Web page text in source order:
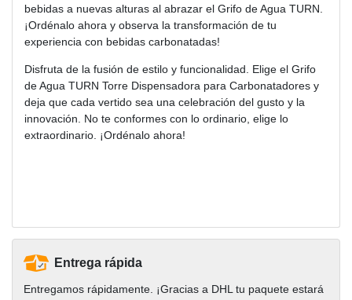
bebidas a nuevas alturas al abrazar el Grifo de Agua TURN.
¡Ordénalo ahora y observa la transformación de tu
experiencia con bebidas carbonatadas!
Disfruta de la fusión de estilo y funcionalidad. Elige el Grifo
de Agua TURN Torre Dispensadora para Carbonatadores y
deja que cada vertido sea una celebración del gusto y la
innovación. No te conformes con lo ordinario, elige lo
extraordinario. ¡Ordénalo ahora!
Entrega rápida
Entregamos rápidamente. ¡Gracias a DHL tu paquete estará